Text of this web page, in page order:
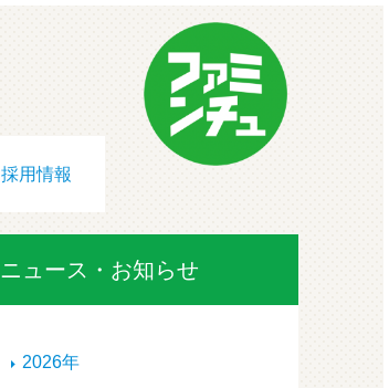
採用情報
ニュース・お知らせ
2026年